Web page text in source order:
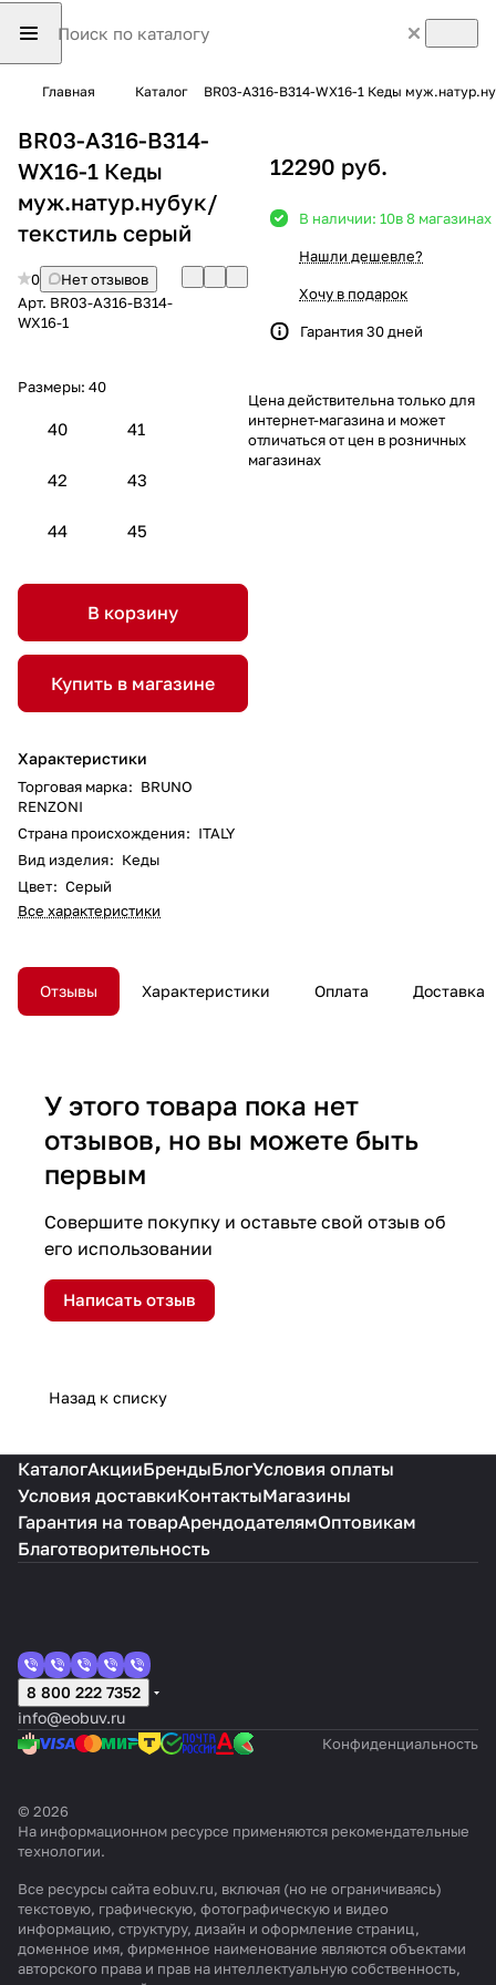
Главная Каталог BR03-A316-B314-WX16-1 Кеды
BR03-A316-B314-
WX16-1 Кеды
муж.натур.нубук/
текстиль серый
0
Нет отзывов
Арт. BR03-A316-B314-
WX16-1
Размеры: 40
40 41
42 43
44 45
В корзину
Купить в магазине
Характеристики
Торговая марка: BRUNO
RENZONI
Страна происхождения: ITALY
Вид изделия: Кеды
Цвет: Серый
Все характеристики
12290 руб.
В наличии: 10в 8 магазинах
Нашли дешевле?
Хочу в подарок
Гарантия 30 дней
Цена действительна только для
интернет-магазина и может
отличаться от цен в розничных
магазинах
Отзывы Характеристики Оплата Доставка
У этого товара пока нет
отзывов, но вы можете быть
первым
Совершите покупку и оставьте свой отзыв об
его использовании
Написать отзыв
Назад к списку
КаталогАкцииБрендыБлогУсловия оплаты
Условия доставкиКонтактыМагазины
Гарантия на товарАрендодателямОптовикам
Благотворительность
8 800 222 7352
info@eobuv.ru
Конфиденциальность
© 2026
На информационном ресурсе применяются рекомендательные
технологии.
Все ресурсы сайта eobuv.ru, включая (но не ограничиваясь)
текстовую, графическую, фотографическую и видео
информацию, структуру, дизайн и оформление страниц,
доменное имя, фирменное наименование являются объектами
авторского права и прав на интеллектуальную собственность,